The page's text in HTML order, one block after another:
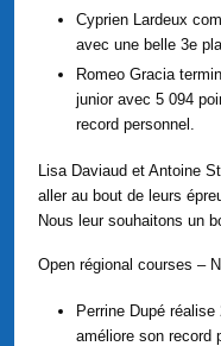
Cyprien Lardeux
avec une belle 3e
Romeo Gracia
junior avec 5 094
record personnel.
Lisa Daviaud et Antoine
aller au bout de leurs
Nous leur souhaitons un
Open régional courses –
Perrine Dupé réalise
améliore son record